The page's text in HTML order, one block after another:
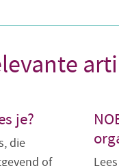
je?
die
of